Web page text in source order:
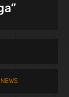
NEWS